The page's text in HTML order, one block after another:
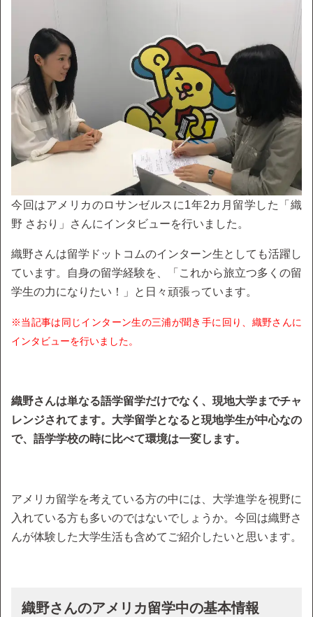
今回はアメリカのロサンゼルスに1年2カ月留学した「織
野 さおり」さんにインタビューを行いました。
織野さんは留学ドットコムのインターン生としても活躍し
ています。自身の留学経験を、「これから旅立つ多くの留
学生の力になりたい！」と日々頑張っています。
※当記事は同じインターン生の三浦が聞き手に回り、織野さんに
インタビューを行いました。
織野さんは単なる語学留学だけでなく、現地大学までチャ
レンジされてます。大学留学となると現地学生が中心なの
で、語学学校の時に比べて環境は一変します。
アメリカ留学を考えている方の中には、大学進学を視野に
入れている方も多いのではないでしょうか。今回は織野さ
んが体験した大学生活も含めてご紹介したいと思います。
織野さんのアメリカ留学中の基本情報